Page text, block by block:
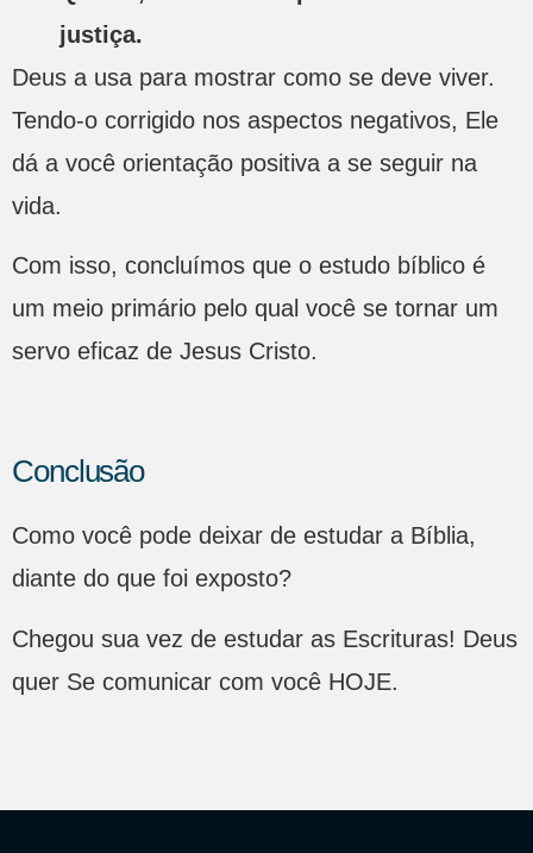
justiça.
Deus a usa para mostrar como se deve viver.
Tendo-o corrigido nos aspectos negativos, Ele
dá a você orientação positiva a se seguir na
vida.
Com isso, concluímos que o estudo bíblico é
um meio primário pelo qual você se tornar um
servo eficaz de Jesus Cristo.
Conclusão
Como você pode deixar de estudar a Bíblia,
diante do que foi exposto?
Chegou sua vez de estudar as Escrituras! Deus
quer Se comunicar com você HOJE.